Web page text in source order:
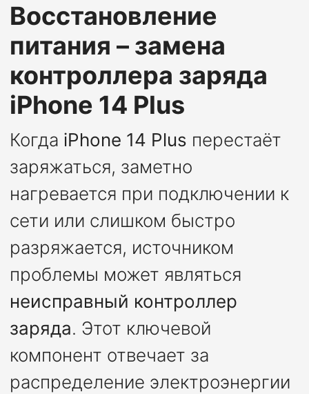
Восстановление
питания – замена
контроллера заряда
iPhone 14 Plus
Когда iPhone 14 Plus перестаёт
заряжаться, заметно
нагревается при подключении к
сети или слишком быстро
разряжается, источником
проблемы может являться
неисправный контроллер
заряда. Этот ключевой
компонент отвечает за
распределение электроэнергии